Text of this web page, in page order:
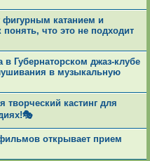
катанием и
что это не подходит
в Губернаторском джаз-клубе
в музыкальную
творческий кастинг для
открывает прием